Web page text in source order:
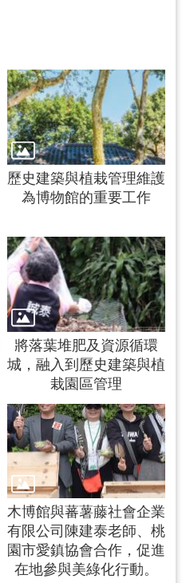
歷史建築與植栽管理維護
為博物館的重要工作
將落葉堆肥及資源循環
城，融入到歷史建築與植
栽園區管理
木博館與蕃薯藤社會企業
有限公司陳建泰老師、桃
園市愛鎮協會合作，促進
在地參與美綠化行動。